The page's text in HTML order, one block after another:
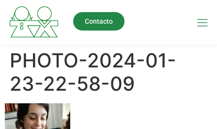
Contacto
PHOTO-2024-01-
23-22-58-09